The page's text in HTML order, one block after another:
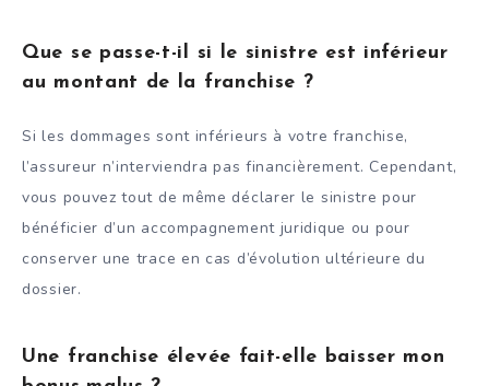
Que se passe-t-il si le sinistre est inférieur
au montant de la franchise ?
Si les dommages sont inférieurs à votre franchise,
l’assureur n’interviendra pas financièrement. Cependant,
vous pouvez tout de même déclarer le sinistre pour
bénéficier d’un accompagnement juridique ou pour
conserver une trace en cas d’évolution ultérieure du
dossier.
Une franchise élevée fait-elle baisser mon